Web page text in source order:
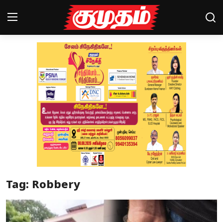
Magazines
Special Story
Tag: Robbery